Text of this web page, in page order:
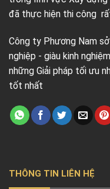
đã thực hiện thi công
Công ty Phương Nam
nghiệp - giàu kinh
những Giải pháp tối ưu
tốt nhất
THÔNG TIN LIÊN HỆ